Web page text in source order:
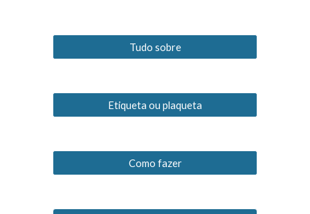
Tudo sobre
Etiqueta ou plaqueta
Como fazer